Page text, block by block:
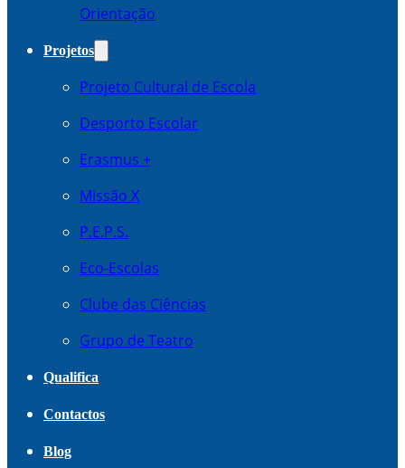
Orientação
Projetos
Projeto Cultural de Escola
Desporto Escolar
Erasmus +
Missão X
P.E.P.S.
Eco-Escolas
Clube das Ciências
Grupo de Teatro
Qualifica
Contactos
Blog